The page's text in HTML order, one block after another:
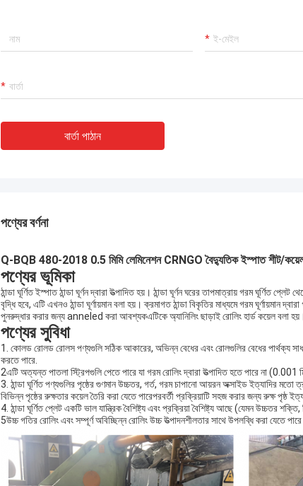
বার্তা পাঠান
পণ্যের বর্ণনা
Q-BQB 480-2018 0.5 মিমি লেমিনেশন CRNGO বৈদ্যুতিক ইস্পাত
পণ্যের ভূমিকা
ঠান্ডা ঘূর্ণিত ইস্পাত ঠান্ডা ঘূর্ণন দ্বারা উত্পাদিত হয়। ঠান্ডা ঘূর্ণন ঘরের তাপমাত্রায় গরম ঘূর্ণিত
বৃদ্ধি হবে, এটি এখনও ঠান্ডা ঘূর্ণায়মান বলা হয়। ক্রমাগত ঠান্ডা বিকৃতির মাধ্যমে গরম ঘূর্ণায়মান
পুনরুদ্ধার করার জন্য anneled করা আবশ্যকএটিকে অ্যানিলিং ছাড়াই রোলিং হার্ড কয়েল বলা
পণ্যের সুবিধা
1. কোলড রোলড রোলস পণ্যগুলি সঠিক আকারের, অভিন্ন বেধের এবং রোলগুলির বেধের পার্থক্য
করতে পারে.
2এটি অত্যন্ত পাতলা স্ট্রিপগুলি পেতে পারে যা গরম রোলিং দ্বারা উত্পাদিত হতে পারে না (0.001
3. ঠান্ডা ঘূর্ণিত পণ্যগুলির পৃষ্ঠের গুণমান উচ্চতর, গর্ত, গরম চাপানো আয়রন অক্সাইড ইত্যাদির মতো
বিভিন্ন পৃষ্ঠের রুক্ষতার কয়েল তৈরি করা যেতে পারেপরবর্তী প্রক্রিয়াটি সহজ করার জন্য রুক্ষ পৃষ্ঠ
4. ঠান্ডা ঘূর্ণিত প্লেট একটি ভাল যান্ত্রিক বৈশিষ্ট্য এবং প্রক্রিয়া বৈশিষ্ট্য আছে (যেমন উচ্চতর
5উচ্চ গতির রোলিং এবং সম্পূর্ণ অবিচ্ছিন্ন রোলিং উচ্চ উত্পাদনশীলতার সাথে উপলব্ধি করা যেতে